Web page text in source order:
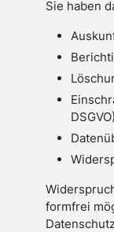
Sie haben
DSGVO)
formfrei